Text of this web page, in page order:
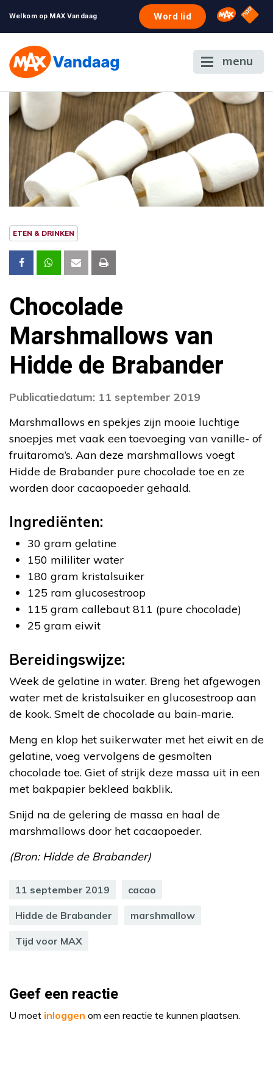
Welkom op MAX Vandaag Word lid Omroep
NPO
menu
ETEN & DRINKEN
Chocolade
Marshmallows van
Hidde de Brabander
Publicatiedatum: 11 september 2019
Marshmallows en spekjes zijn mooie luchtige
snoepjes met vaak een toevoeging van vanille- of
fruitaroma’s. Aan deze marshmallows voegt
Hidde de Brabander pure chocolade toe en ze
worden door cacaopoeder gehaald.
Ingrediënten:
30 gram gelatine
150 mililiter water
180 gram kristalsuiker
125 ram glucosestroop
115 gram callebaut 811 (pure chocolade)
25 gram eiwit
Bereidingswijze:
Week de gelatine in water. Breng het afgewogen
water met de kristalsuiker en glucosestroop aan
de kook. Smelt de chocolade au bain-marie.
Meng en klop het suikerwater met het eiwit en de
gelatine, voeg vervolgens de gesmolten
chocolade toe. Giet of strijk deze massa uit in een
met bakpapier bekleed bakblik.
Snijd na de gelering de massa en haal de
marshmallows door het cacaopoeder.
(Bron: Hidde de Brabander)
11 september 2019 cacao
Hidde de Brabander marshmallow
Tijd voor MAX
Geef een reactie
U moet inloggen om een reactie te kunnen plaatsen.